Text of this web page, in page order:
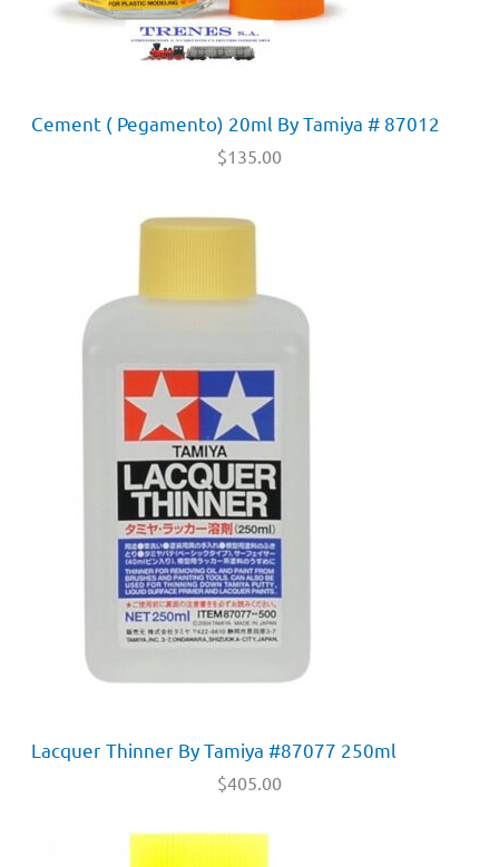
Cement ( Pegamento) 20ml By Tamiya # 87012
$135.00
Lacquer Thinner By Tamiya #87077 250ml
$405.00